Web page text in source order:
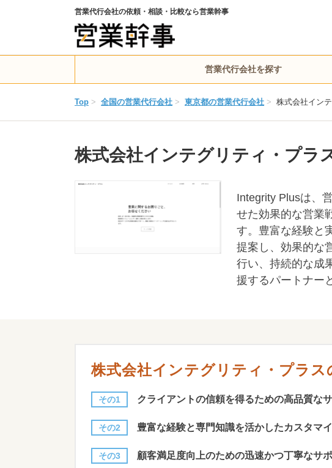
営業代行会社の依頼・相談・比較なら営業幹事
営業代行会社を探す
Top > 全国の営業代行会社 > 東京都の営業代行会社 > 株式会社イン
株式会社インテグリティ・プラ
Integrity Plusは、
せた効果的な営業
す。豊富な経験と
提案し、効果的な
行い、持続的な成
援するパートナー
株式会社インテグリティ・プラス
その1 クライアントの信頼を得るための高品質な
その2 豊富な経験と専門知識を活かしたカスタマ
その3 顧客満足度向上のための迅速かつ丁寧なサ